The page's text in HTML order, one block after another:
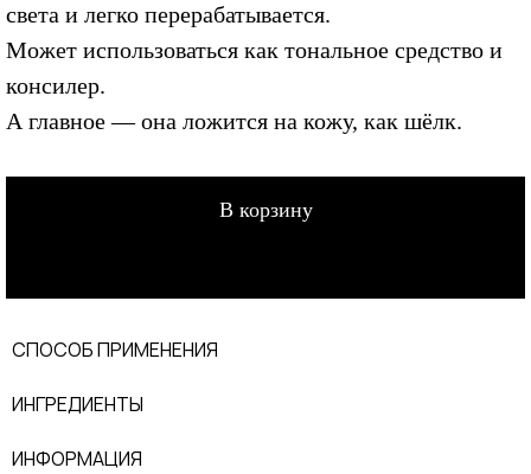
света и легко перерабатывается.
Может использоваться как тональное средство и
консилер.
А главное — она ложится на кожу, как шёлк.
В корзину
СПОСОБ ПРИМЕНЕНИЯ
ИНГРЕДИЕНТЫ
ИНФОРМАЦИЯ